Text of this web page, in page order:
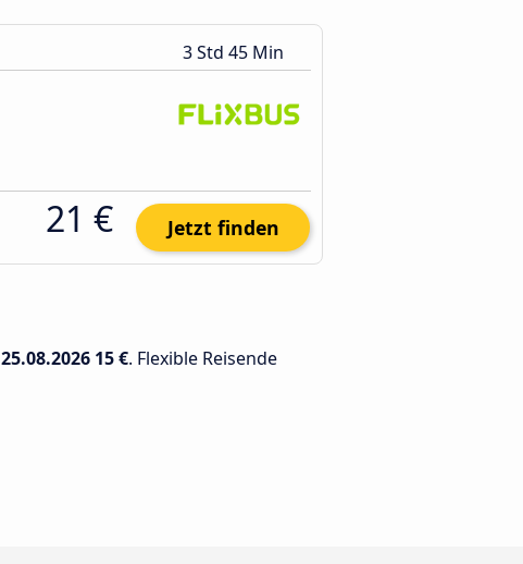
3 Std 45 Min
21 € Jetzt finden
25.08.2026 15 €. Flexible Reisende